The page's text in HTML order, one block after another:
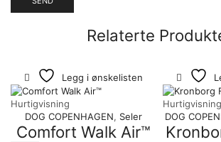
Relaterte
Legg i ønskelisten
Hurtigvisning
DOG COPENHAGEN, Seler
Comfort Walk Air™
Hurtigvisning
DOG